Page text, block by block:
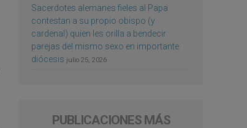
Sacerdotes alemanes fieles al Papa
contestan a su propio obispo (y
cardenal) quien les orilla a bendecir
parejas del mismo sexo en importante
diócesis julio 25, 2026
PUBLICACIONES MÁS